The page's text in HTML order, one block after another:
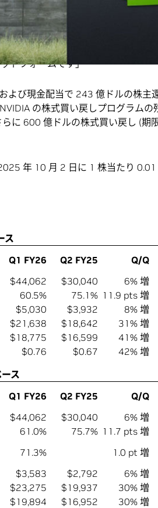
ムであり、画期的な世代の飛躍を実
、極めて高い水準の需要がありま
命的であり、リーズニング AI モデ
中、適切なタイミングで登場しま
トフォームです」
よび現金配当で 243 億ドルの株主
の株式買い戻しプログラムの
に 600 億ドルの株式買い戻し (期
年 10 月 2 日に 1 株当たり 0.01
ス
Q1 FY26 Q2 FY25 Q/Q
$44,062 $30,040 6% 増
60.5% 75.1% 11.9 pts 増
$5,030 $3,932 8% 増
$21,638 $18,642 31% 増
$18,775 $16,599 41% 増
$0.76 $0.67 42% 増
ス
Q1 FY26 Q2 FY25 Q/Q
$44,062 $30,040 6% 増
61.0% 75.7% 11.7 pts 増
71.3%
1.0 pt 増
$3,583 $2,792 6% 増
$23,275 $19,937 30% 増
$19,894 $16,952 30% 増